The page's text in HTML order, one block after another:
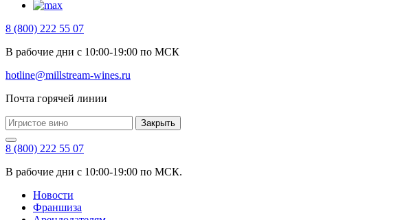
8 (800) 222 55 07
В рабочие дни с 10:00-19:00 по МСК
hotline@millstream-wines.ru
Почта горячей линии
Закрыть
8 (800) 222 55 07
В рабочие дни с 10:00-19:00 по МСК.
Новости
Франшиза